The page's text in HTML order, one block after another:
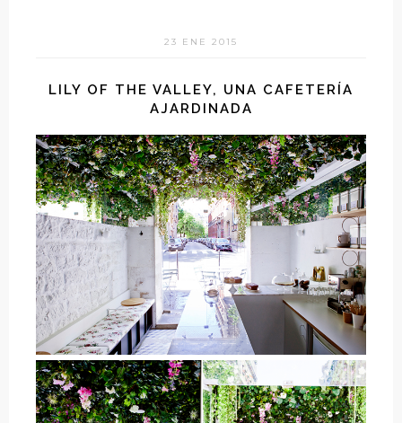
23 ENE 2015
LILY OF THE VALLEY, UNA CAFETERÍA
AJARDINADA